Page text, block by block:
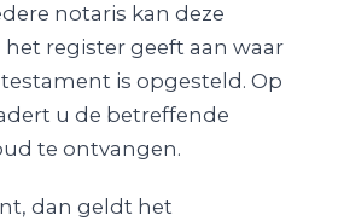
notaris kan deze
register geeft aan waar
is opgesteld. Op
u de betreffende
te ontvangen.
dan geldt het